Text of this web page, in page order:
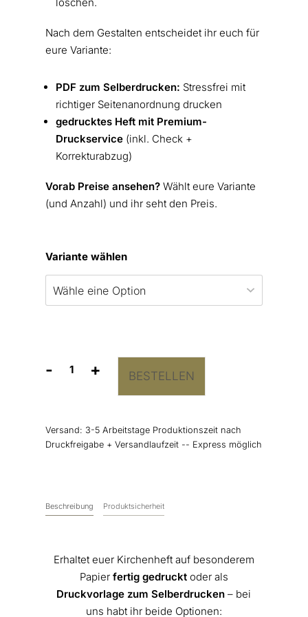
löschen.
Nach dem Gestalten entscheidet ihr euch für
eure Variante:
PDF zum Selberdrucken: Stressfrei mit
richtiger Seitenanordnung drucken
gedrucktes Heft mit Premium-
Druckservice(inkl. Check +
Korrekturabzug)
Vorab Preise ansehen?Wählt eure Variante
(und Anzahl) und ihr seht den Preis.
Variante wählen
-
Kirchenheft
+ BESTELLEN
Versand: 3-5 Arbeitstage Produktionszeit nach
Druckfreigabe + Versandlaufzeit -- Express möglich
Beschreibung Produktsicherheit
Erhaltet euer Kirchenheft auf besonderem
Papier fertig gedrucktoder als
Druckvorlage zum Selberdrucken – bei
uns habt ihr beide Optionen: